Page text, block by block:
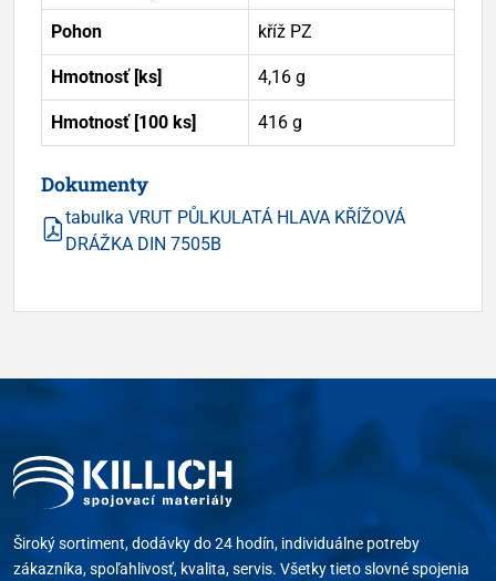
Pohon kříž PZ
Hmotnosť [ks] 4,16 g
Hmotnosť [100 ks] 416 g
Dokumenty
tabulka VRUT PŮLKULATÁ HLAVA KŘÍŽOVÁ
DRÁŽKA DIN 7505B
Široký sortiment, dodávky do 24 hodín, individuálne potreby
zákazníka, spoľahlivosť, kvalita, servis. Všetky tieto slovné spojenia